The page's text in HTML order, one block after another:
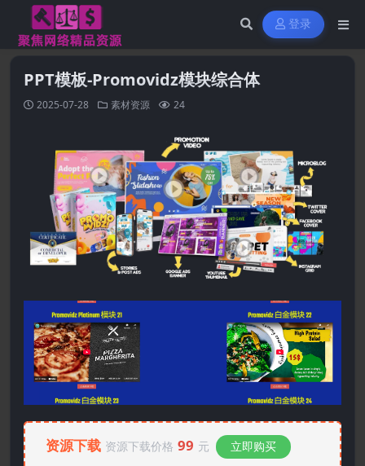
登录
PPT模板-Promovidz模块综合体
2025-07-28 素材资源 24
资源下载 资源下载价格 99 元 立即购买